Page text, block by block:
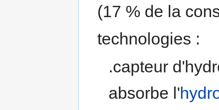
(17 % de la
technologies :
.capteur
absorbe l'